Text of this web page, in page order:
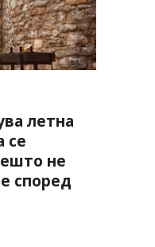
летна
се
не
според